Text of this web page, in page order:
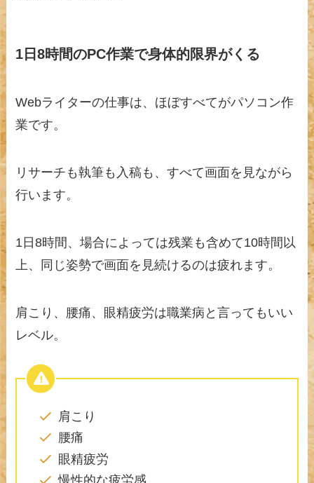
1日8時間のPC作業で身体的限界がくる
Webライターの仕事は、ほぼすべてがパソコン作
業です。
リサーチも執筆も入稿も、すべて画面を見ながら
行います。
1日8時間、場合によっては残業も含めて10時間以
上、同じ姿勢で画面を見続けるのは疲れます。
肩こり、腰痛、眼精疲労は職業病と言ってもいい
レベル。
肩こり
腰痛
眼精疲労